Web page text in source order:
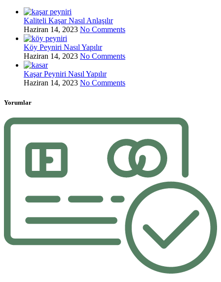
Kaliteli Kaşar Nasıl Anlaşılır
Haziran 14, 2023 No Comments
Köy Peyniri Nasıl Yapılır
Haziran 14, 2023 No Comments
Kaşar Peyniri Nasıl Yapılır
Haziran 14, 2023 No Comments
Yorumlar